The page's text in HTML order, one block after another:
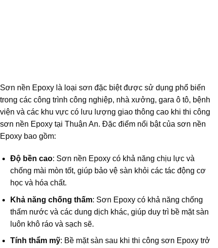
Sơn nền Epoxy là loại sơn đặc biệt được sử dụng phổ biến
trong các công trình công nghiệp, nhà xưởng, gara ô tô, bệnh
viện và các khu vực có lưu lượng giao thông cao khi thi công
sơn nền Epoxy tại Thuận An. Đặc điểm nổi bật của sơn nền
Epoxy bao gồm:
Độ bền cao: Sơn nền Epoxy có khả năng chịu lực và
chống mài mòn tốt, giúp bảo vệ sàn khỏi các tác động cơ
học và hóa chất.
Khả năng chống thấm: Sơn Epoxy có khả năng chống
thấm nước và các dung dịch khác, giúp duy trì bề mặt sàn
luôn khô ráo và sạch sẽ.
Tính thẩm mỹ: Bề mặt sàn sau khi thi công sơn Epoxy trở